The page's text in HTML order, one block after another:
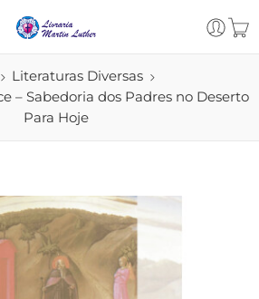
Literaturas Diversas
– Sabedoria dos Padres no Deserto
Para Hoje